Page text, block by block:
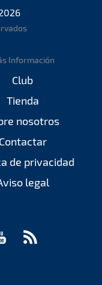
Información
Club
Tienda
nosotros
Contactar
de privacidad
legal